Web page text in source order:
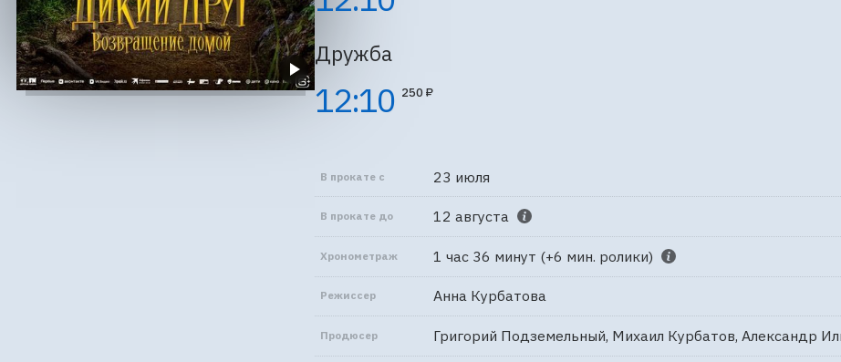
Дружба
12:10 250 ₽
В прокате с 23 июля
В прокате до 12 августа
Хронометраж 1 час 36 минут (+6 мин. ролики)
Режиссер Анна Курбатова
Продюсер Григорий Подземельный, Михаил Курбатов, Александр